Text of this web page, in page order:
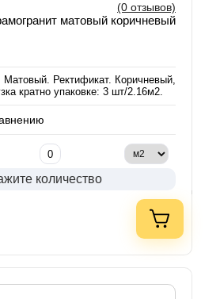
(0 отзывов)
матовый коричневый
Матовый. Ректификат. Коричневый,
кратно упаковке: 3 шт/2.16м2.
количество